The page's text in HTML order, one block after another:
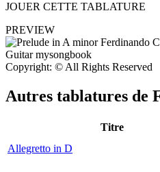
JOUER CETTE TABLATURE
PREVIEW
Copyright: © All Rights Reserved
Autres tablatures de
Titre
Allegretto in D